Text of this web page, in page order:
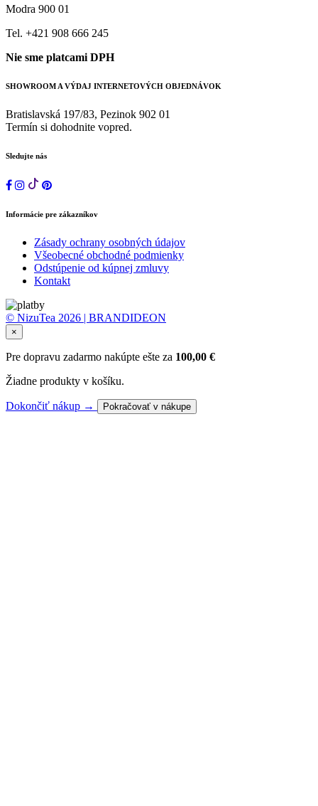
Modra 900 01
Tel. +421 908 666 245
Nie sme platcami DPH
SHOWROOM A VÝDAJ INTERNETOVÝCH OBJEDNÁVOK
Bratislavská 197/83, Pezinok 902 01
Termín si dohodnite vopred.
Sledujte nás
Informácie pre zákazníkov
Zásady ochrany osobných údajov
Všeobecné obchodné podmienky
Odstúpenie od kúpnej zmluvy
Kontakt
© NizuTea 2026 | BRANDIDEON
×
Pre dopravu zadarmo nakúpte ešte za 100,00 €
Žiadne produkty v košíku.
Dokončiť nákup → Pokračovať v nákupe